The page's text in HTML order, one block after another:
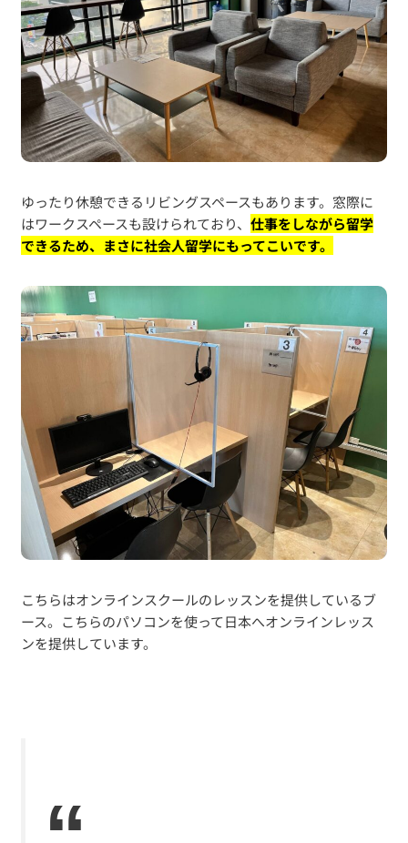
ゆったり休憩できるリビングスペースもあります。窓際に
はワークスペースも設けられており、仕事をしながら留学
できるため、まさに社会人留学にもってこいです。
こちらはオンラインスクールのレッスンを提供しているブ
ース。こちらのパソコンを使って日本へオンラインレッス
ンを提供しています。